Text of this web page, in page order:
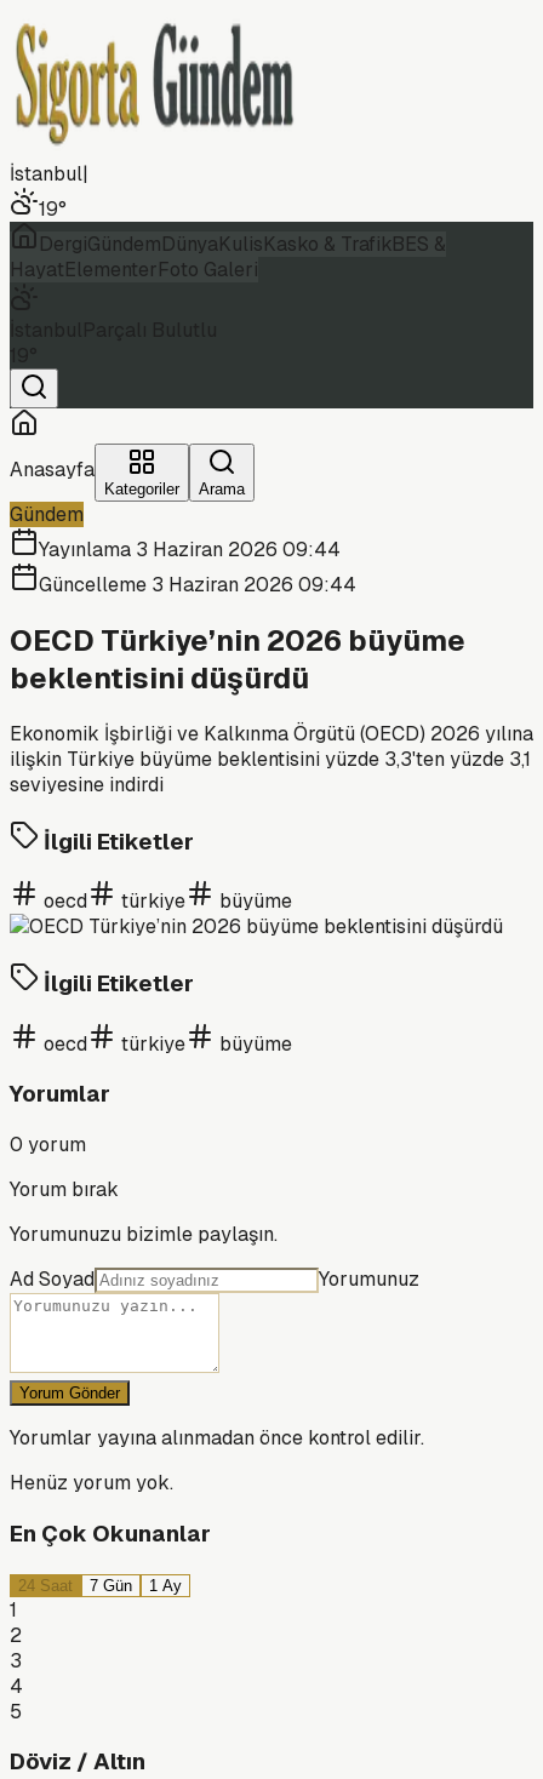
İstanbul|
19°
DergiGündemDünyaKulisKasko & TrafikBES &
HayatElementerFoto Galeri
Anasayfa
Kategoriler Arama
Gündem
Yayınlama 3 Haziran 2026 09:44
Güncelleme 3 Haziran 2026 09:44
OECD Türkiye’nin 2026 büyüme
beklentisini düşürdü
Ekonomik İşbirliği ve Kalkınma Örgütü (OECD) 2026 yılına
ilişkin Türkiye büyüme beklentisini yüzde 3,3'ten yüzde 3,1
seviyesine indirdi
İlgili Etiketler
oecd türkiye büyüme
İlgili Etiketler
oecd türkiye büyüme
Yorumlar
0 yorum
Yorum bırak
Yorumunuzu bizimle paylaşın.
Ad Soyad
Yorumunuz
Yorum Gönder
Yorumlar yayına alınmadan önce kontrol edilir.
Henüz yorum yok.
En Çok Okunanlar
24 Saat 7 Gün 1 Ay
1
2
3
4
5
Döviz / Altın